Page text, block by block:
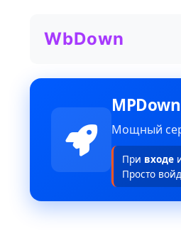
WbDown
Мощный
При входе
Просто